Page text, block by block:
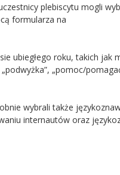
plebiscytu mogli
formularza na
ubiegłego roku, takich jak
„pomoc/
wybrali także
internautów oraz